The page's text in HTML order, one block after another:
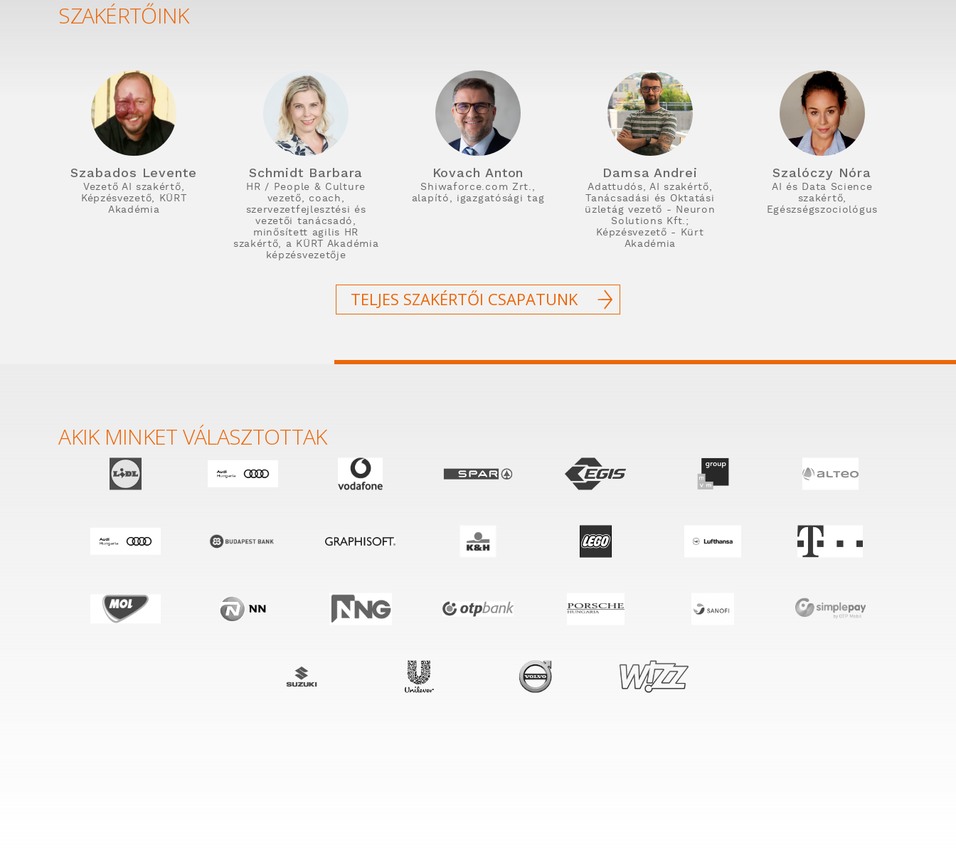
SZAKÉRTŐINK
Szabados Levente
Vezető AI szakértő,
Képzésvezető, KÜRT
Akadémia
Schmidt Barbara
HR / People & Culture
vezető, coach,
szervezetfejlesztési és
vezetői tanácsadó,
minősített agilis HR
szakértő, a KÜRT Akadémia
képzésvezetője
Kovach Anton
Shiwaforce.com Zrt.,
alapító, igazgatósági tag
Damsa Andrei
Adattudós, AI szakértő,
Tanácsadási és Oktatási
üzletág vezető - Neuron
Solutions Kft.;
Képzésvezető - Kürt
Akadémia
Szalóczy Nóra
AI és Data Science
szakértő,
Egészségszociológus
TELJES SZAKÉRTŐI CSAPATUNK
AKIK MINKET VÁLASZTOTTAK